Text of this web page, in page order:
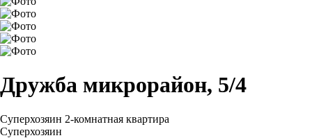
Дружба микрорайон, 5/4
Суперхозяин 2-комнатная квартира
Суперхозяин